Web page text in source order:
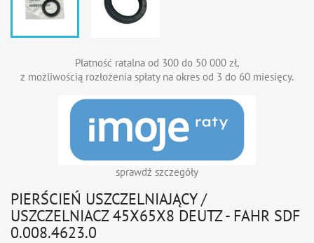
Płatność ratalna od 300 do 50 000 zł,
z możliwością rozłożenia spłaty na okres od 3 do 60 miesięcy.
sprawdź szczegóły
PIERŚCIEŃ USZCZELNIAJĄCY /
USZCZELNIACZ 45X65X8 DEUTZ - FAHR SDF
0.008.4623.0